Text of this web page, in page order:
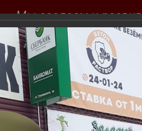
Мы создаем и
недвижимости для
Аренда Продажа Покупка